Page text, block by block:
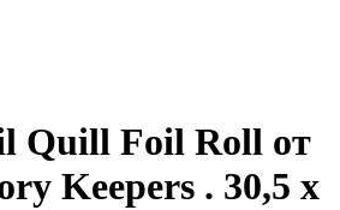
Quill Foil Roll от
Keepers . 30,5 х